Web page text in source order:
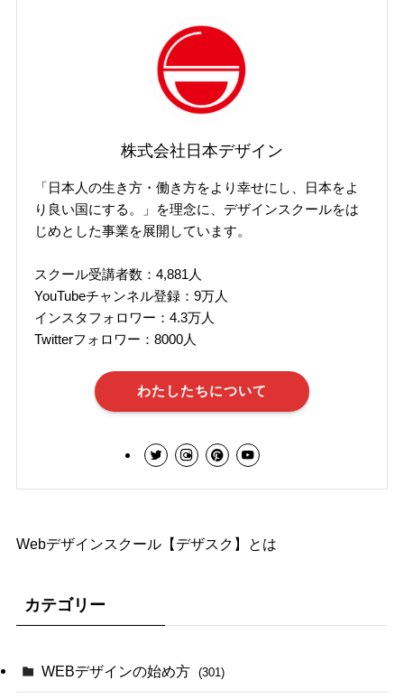
株式会社日本デザイン
「日本人の生き方・働き方をより幸せにし、日本をよ
り良い国にする。」を理念に、デザインスクールをは
じめとした事業を展開しています。
スクール受講者数：4,881人
YouTubeチャンネル登録：9万人
インスタフォロワー：4.3万人
Twitterフォロワー：8000人
わたしたちについて
Webデザインスクール【デザスク】とは
カテゴリー
WEBデザインの始め方 (301)